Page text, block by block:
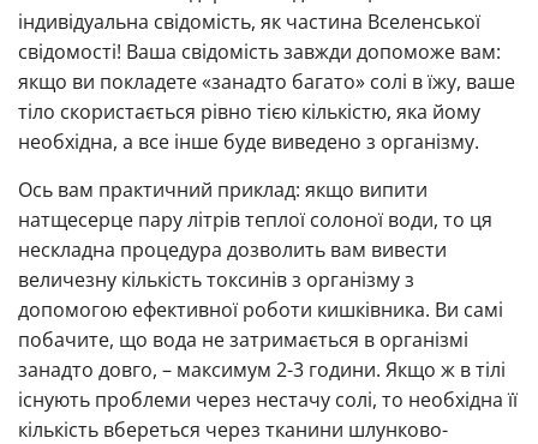
індивідуальна свідомість, як частина Вселенської
свідомості! Ваша свідомість завжди допоможе вам:
якщо ви покладете «занадто багато» солі в їжу, ваше
тіло скористається рівно тією кількістю, яка йому
необхідна, а все інше буде виведено з організму.
Ось вам практичний приклад: якщо випити
натщесерце пару літрів теплої солоної води, то ця
нескладна процедура дозволить вам вивести
величезну кількість токсинів з організму з
допомогою ефективної роботи кишківника. Ви самі
побачите, що вода не затримається в організмі
занадто довго, – максимум 2-3 години. Якщо ж в тілі
існують проблеми через нестачу солі, то необхідна її
кількість вбереться через тканини шлунково-